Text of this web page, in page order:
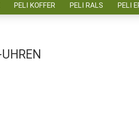
Passwort
PELI KOFFER PELI RALS PELI